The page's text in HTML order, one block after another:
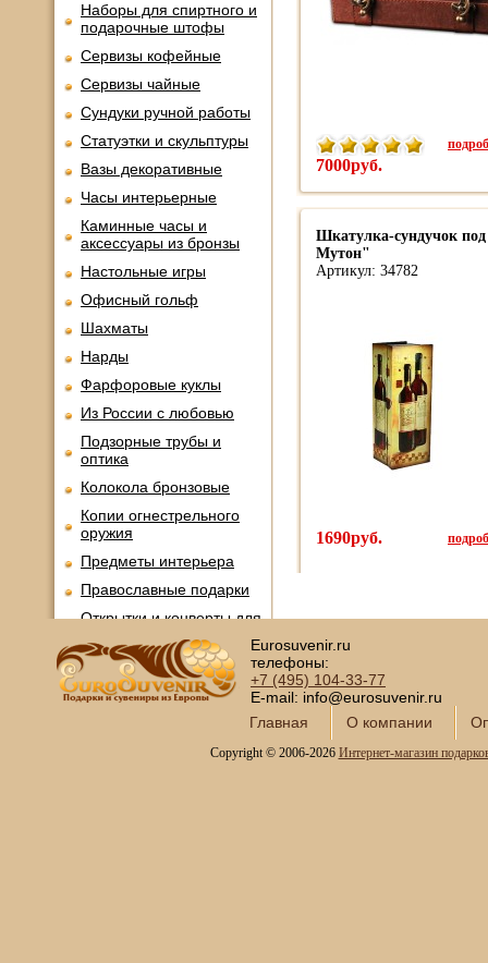
Наборы для спиртного и
подарочные штофы
Сервизы кофейные
Сервизы чайные
Сундуки ручной работы
Статуэтки и скульптуры
Вазы декоративные
Часы интерьерные
Каминные часы и
аксессуары из бронзы
Настольные игры
Офисный гольф
Шахматы
Нарды
Фарфоровые куклы
Из России с любовью
Подзорные трубы и
оптика
Колокола бронзовые
Копии огнестрельного
оружия
Предметы интерьера
Православные подарки
Открытки и конверты для
Сувениры курительной
тематики
7000руб.
Шкатулка-сундучок
Мутон"
Артикул: 34782
1690руб.
Eurosuvenir.ru
телефоны:
+7 (495) 104-33-77
E-mail: info@eurosuvenir.ru
Главная
О компании
Copyright © 2006-2026 Интернет-магазин